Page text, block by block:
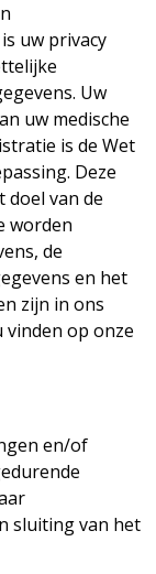
uw privacy
Uw
uw medische
is de Wet
Deze
van de
worden
de
en het
zijn in ons
op onze
en/of
sluiting van het